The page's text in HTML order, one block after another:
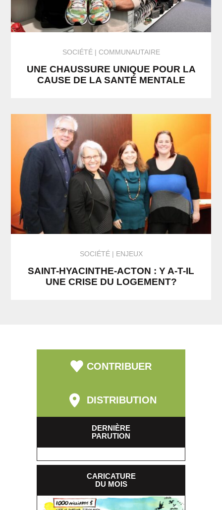
SOCIÉTÉ COMMUNAUTAIRE
UNE CHAUSSURE UNIQUE POUR LA
CAUSE DE LA SANTÉ MENTALE
SOCIÉTÉ ENJEUX
SAINT-HYACINTHE-ACTON : Y A-T-IL
UNE CRISE DU LOGEMENT?
CONTRIBUER
DISTRIBUTION
DERNIÈRE
PARUTION
CARICATURE
DU MOIS